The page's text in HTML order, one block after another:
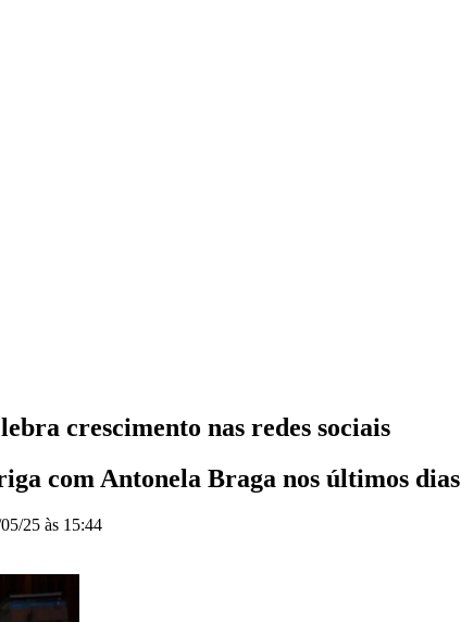
crescimento nas redes sociais
com Antonela Braga nos últimos dias
25 às 15:44